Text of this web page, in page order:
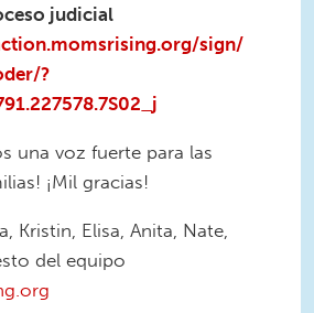
judicial
sign/
?
una voz fuerte para las
¡Mil gracias!
Kristin, Elisa, Anita, Nate,
del equipo